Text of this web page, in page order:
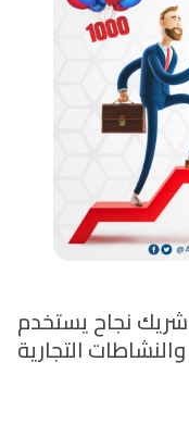
شركة اعمال رقمية تحتفل بـ ١٠٠٠ شريك نجاح يستخدم
التجارية